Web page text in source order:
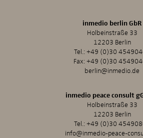
inmedio berlin GbR
Holbeinstraße 33
12203 Berlin
Tel.:+49 (0)30
Fax: +49 (0)30
berlin@inmedio.de
inmedio peace consult
Holbeinstraße 33
12203 Berlin
Tel.:+49 (0)30
info@inmedio-peace-